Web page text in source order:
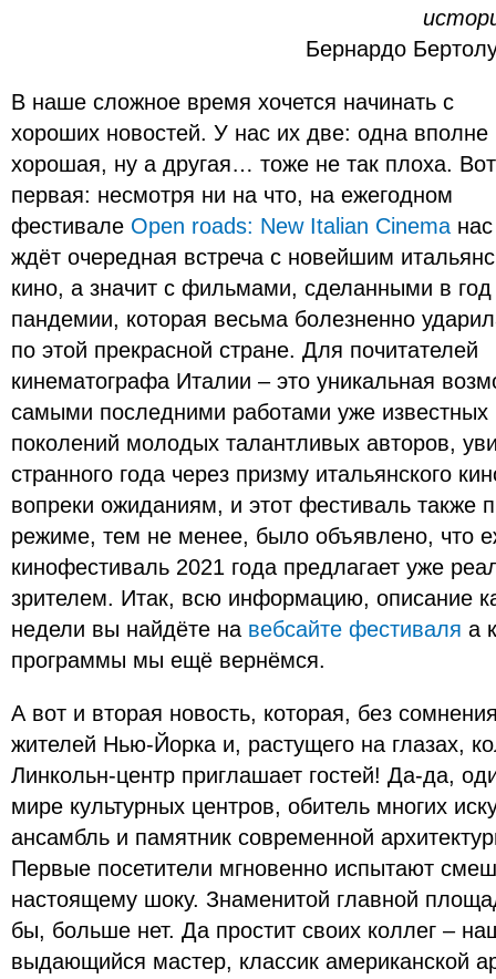
Бернардо
В наше сложное время хочется начинать с
хороших новостей. У нас их две: одна вполне
хорошая, ну а другая… тоже не так плоха. Вот
первая: несмотря ни на что, на ежегодном
фестивале Open roads: New Italian Cinema нас
ждёт очередная встреча с новейшим
кино, а значит с фильмами, сделанными в год
пандемии, которая весьма болезненно
по этой прекрасной стране. Для почитателей
кинематографа Италии – это уникальная
самыми последними работами уже
поколений молодых талантливых авторов,
странного года через призму итальянского
вопреки ожиданиям, и этот фестиваль также
режиме, тем не менее, было объявлено, что
кинофестиваль 2021 года предлагает уже
зрителем. Итак, всю информацию, описание
недели вы найдёте на вебсайте фестиваля а
программы мы ещё вернёмся.
А вот и вторая новость, которая, без
жителей Нью-Йорка и, растущего на глазах,
Линкольн-центр приглашает гостей! Да-да,
мире культурных центров, обитель многих
ансамбль и памятник современной
Первые посетители мгновенно испытают
настоящему шоку. Знаменитой главной
бы, больше нет. Да простит своих коллег –
выдающийся мастер, классик американской